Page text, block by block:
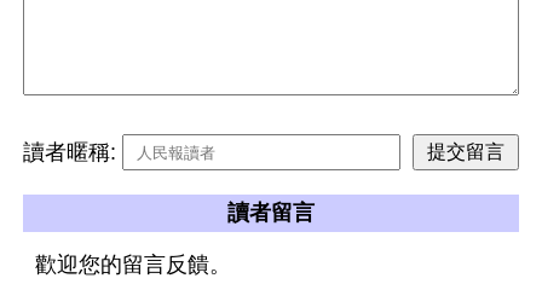
讀者暱稱:
讀者留言
歡迎您的留言反饋。